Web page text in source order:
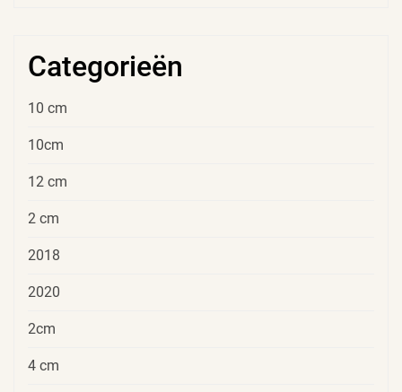
Categorieën
10 cm
10cm
12 cm
2 cm
2018
2020
2cm
4 cm